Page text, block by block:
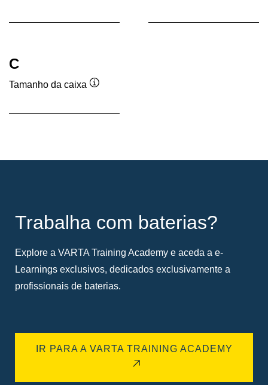
ferramenta
C
Tamanho da caixa
ferramenta
Trabalha com baterias?
Explore a VARTA Training Academy e aceda a e-
Learnings exclusivos, dedicados exclusivamente a
profissionais de baterias.
IR PARA A VARTA TRAINING ACADEMY